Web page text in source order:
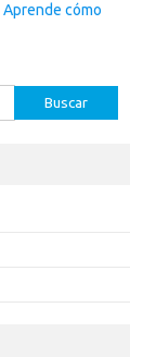
Aprende cómo